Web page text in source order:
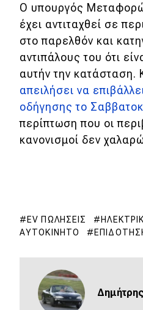
Ο υπουργός
έχει αντιταχθεί σε
στο παρελθόν και
αντιπάλους του ότι
αυτήν την κατάσταση.
απειλήσει να
οδήγησης το
περίπτωση που οι
κανονισμοί δεν
EV ΠΩΛΉΣΕΙΣ
ΑΥΤΟΚΊΝΗΤΟ